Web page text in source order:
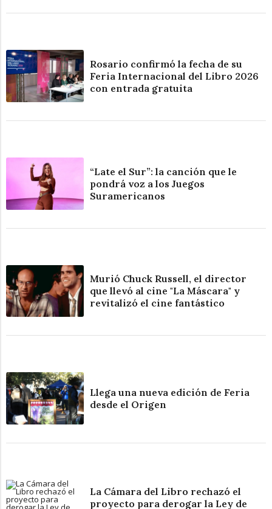
Rosario confirmó la fecha de su
Feria Internacional del Libro 2026
con entrada gratuita
“Late el Sur”: la canción que le
pondrá voz a los Juegos
Suramericanos
Murió Chuck Russell, el director
que llevó al cine "La Máscara" y
revitalizó el cine fantástico
Llega una nueva edición de Feria
desde el Origen
La Cámara del Libro rechazó el
proyecto para derogar la Ley de